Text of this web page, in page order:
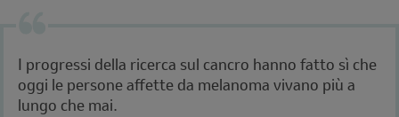
I progressi della ricerca sul cancro hanno fatto sì che
oggi le persone affette da melanoma vivano più a
lungo che mai.